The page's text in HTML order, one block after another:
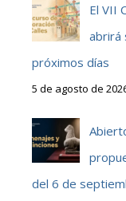
El VII
abrirá
próximos días
5 de agosto de
del 6 de